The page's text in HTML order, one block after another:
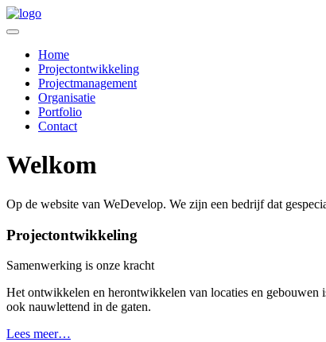
Home
Projectontwikkeling
Projectmanagement
Organisatie
Portfolio
Contact
Welkom
Op de website van WeDevelop. We zijn een bedrijf dat
Projectontwikkeling
Samenwerking is onze kracht
Het ontwikkelen en herontwikkelen van locaties en gebouwen
ook nauwlettend in de gaten.
Lees meer…